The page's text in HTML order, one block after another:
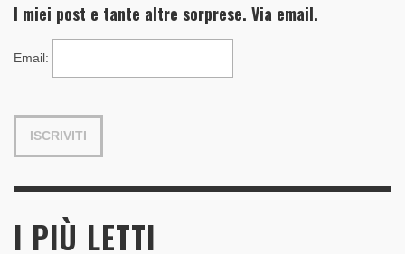
I miei post e tante altre sorprese. Via email.
Email:
I PIÙ LETTI